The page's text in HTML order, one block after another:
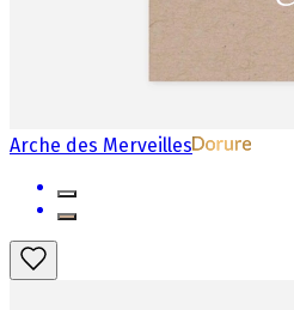
Arche des Merveilles